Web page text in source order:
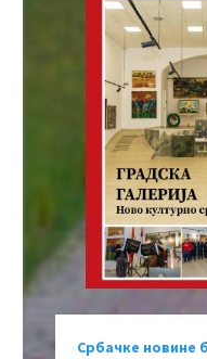
Србачке новине